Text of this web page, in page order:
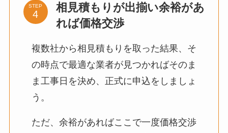
STEP
相見積もりが出揃い余裕があ
れば価格交渉
複数社から相見積もりを取った結果、そ
の時点で最適な業者が見つかればそのま
ま工事日を決め、正式に申込をしましょ
う。
ただ、余裕があればここで一度価格交渉